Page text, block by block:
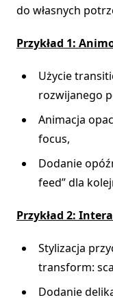
do własnych
Przykład 1:
Użycie
rozwijanego
Animacja
focus,
Dodanie
feed” dla
Przykład 2:
Stylizacja
transform:
Dodanie